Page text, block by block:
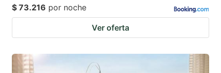
$ 73.216 por noche
Ver oferta